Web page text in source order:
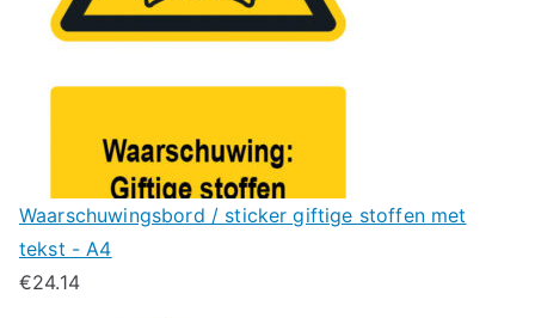
Waarschuwingsbord / sticker giftige stoffen met
tekst - A4
€24.14